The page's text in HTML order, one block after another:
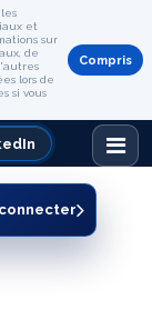
et
sur
de
lors de
si vous
Compris